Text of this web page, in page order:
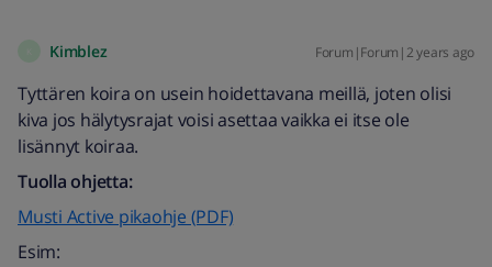
Kimblez Forum|Forum|2 years ago
Tyttären koira on usein hoidettavana meillä, joten olisi
kiva jos hälytysrajat voisi asettaa vaikka ei itse ole
lisännyt koiraa.
Tuolla ohjetta:
Musti Active pikaohje (PDF)
Esim: